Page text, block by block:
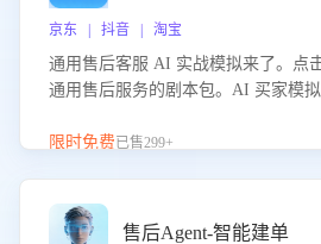
京东 | 抖音 | 淘宝
通用售后客服 AI 实战模拟来了。点
通用售后服务的剧本包。AI 买家模
的应对要点，轻松提升服务能力。
限时免费已售299+
售后Agent-智能建单